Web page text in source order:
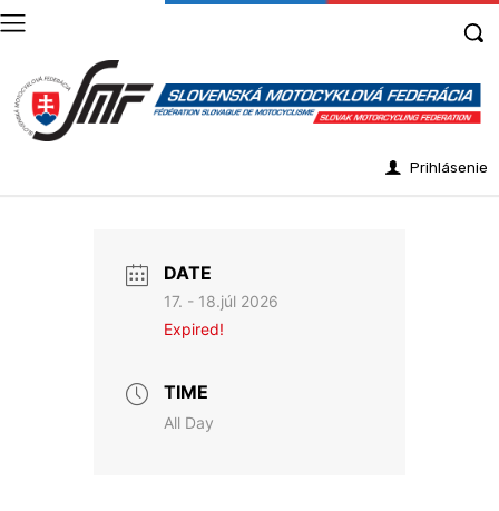
Prihlásenie
DATE
17. - 18.júl 2026
Expired!
TIME
All Day